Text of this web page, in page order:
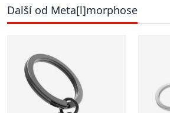
Další od Meta[l]morphose